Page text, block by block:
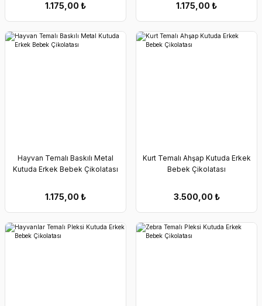
1.175,00₺ 1.175,00₺
Hayvan Temalı Baskılı Metal
Kutuda Erkek Bebek Çikolatası
1.175,00₺
Kurt Temalı Ahşap Kutuda Erkek
Bebek Çikolatası
3.500,00₺